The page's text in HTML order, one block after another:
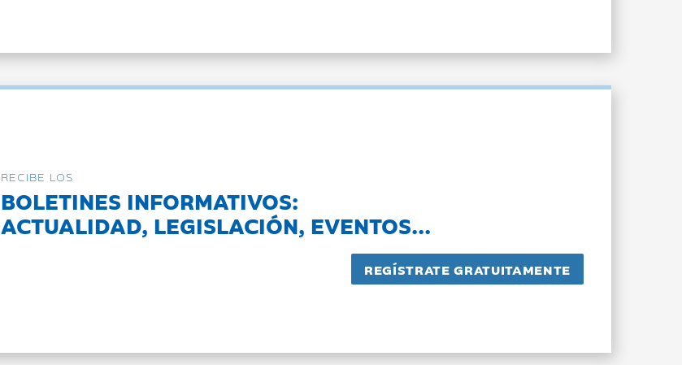
RECIBE LOS
BOLETINES INFORMATIVOS:
ACTUALIDAD, LEGISLACIÓN, EVENTOS...